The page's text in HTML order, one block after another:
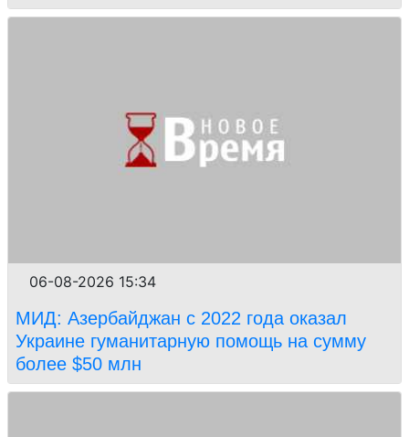
06-08-2026 15:34
МИД: Азербайджан с 2022 года оказал
Украине гуманитарную помощь на сумму
более $50 млн